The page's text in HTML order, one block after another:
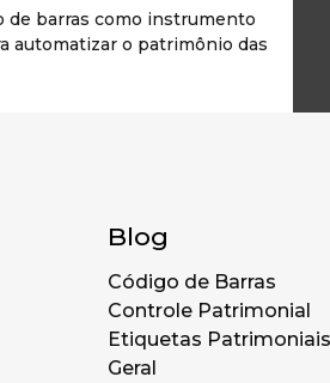
de barras como instrumento
automatizar o patrimônio das
Blog
Código de Barras
Controle Patrimonial
Etiquetas Patrimoniais
Geral